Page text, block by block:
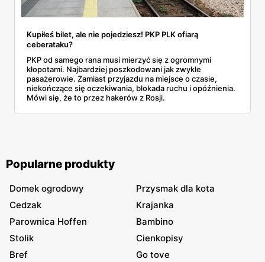
Kupiłeś bilet, ale nie pojedziesz! PKP PLK ofiarą
ceberataku?
PKP od samego rana musi mierzyć się z ogromnymi
kłopotami. Najbardziej poszkodowani jak zwykle
pasażerowie. Zamiast przyjazdu na miejsce o czasie,
niekończące się oczekiwania, blokada ruchu i opóźnienia.
Mówi się, że to przez hakerów z Rosji.
Popularne produkty
Domek ogrodowy
Przysmak dla kota
Cedzak
Krajanka
Parownica Hoffen
Bambino
Stolik
Cienkopisy
Bref
Go tove